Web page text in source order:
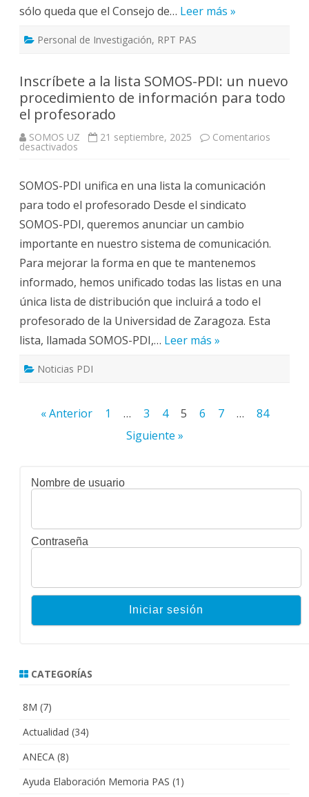
sólo queda que el Consejo de… Leer más »
Personal de Investigación, RPT PAS
Inscríbete a la lista SOMOS-PDI: un nuevo
procedimiento de información para todo
el profesorado
SOMOS UZ 21 septiembre, 2025 Comentarios
desactivados
lista
SOMOS-
PDI: un
nuevo
procedimiento
de
información
para
todo
el
profesorado
SOMOS-PDI unifica en una lista la comunicación
para todo el profesorado Desde el sindicato
SOMOS-PDI, queremos anunciar un cambio
importante en nuestro sistema de comunicación.
Para mejorar la forma en que te mantenemos
informado, hemos unificado todas las listas en una
única lista de distribución que incluirá a todo el
profesorado de la Universidad de Zaragoza. Esta
lista, llamada SOMOS-PDI,… Leer más »
Noticias PDI
Paginación
« Anterior 1 … 3 4 5 6 7 …
84
Siguiente »
Nombre de usuario
Contraseña
CATEGORÍAS
8M (7)
Actualidad (34)
ANECA (8)
Ayuda Elaboración Memoria PAS (1)